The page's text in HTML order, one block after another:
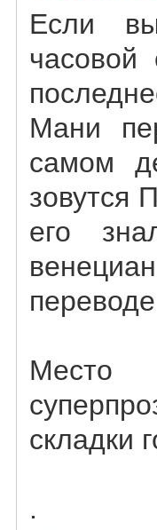
Если
Мани
самом
зовутся
его
складки
.